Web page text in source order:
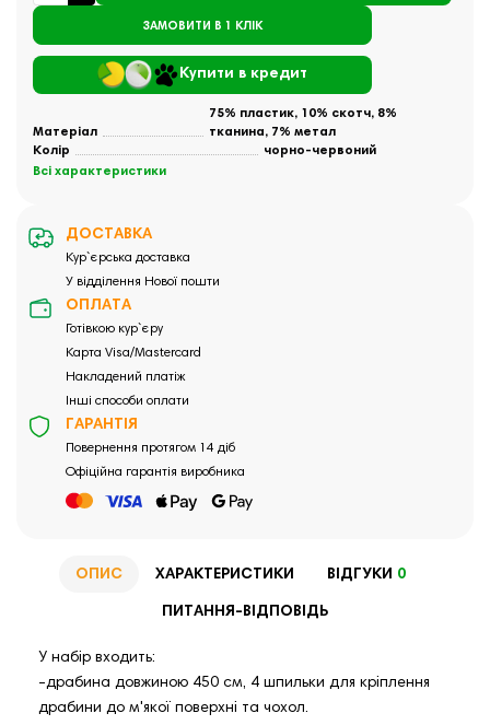
ЗАМОВИТИ В 1 КЛІК
Купити в кредит
Матеріал
75% пластик, 10% скотч, 8%
тканина, 7% метал
Колір
чорно-червоний
Всі характеристики
ДОСТАВКА
Кур`єрська доставка
У відділення Нової пошти
ОПЛАТА
Готівкою кур`єру
Карта Visa/Mastercard
Накладений платіж
Інші способи оплати
ГАРАНТІЯ
Повернення протягом 14 діб
Офіційна гарантія виробника
ОПИС ХАРАКТЕРИСТИКИ ВІДГУКИ 0
ПИТАННЯ-ВІДПОВІДЬ
У набір входить:
-драбина довжиною 450 см, 4 шпильки для кріплення
драбини до м'якої поверхні та чохол.